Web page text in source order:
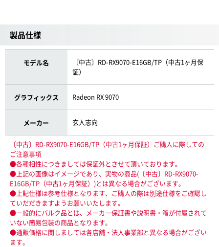
製品仕様
モデル名
〔中古〕RD-RX9070-E16GB/TP（中古1ヶ月保
証）
グラフィックス Radeon RX 9070
メーカー 玄人志向
〔中古〕RD-RX9070-E16GB/TP（中古1ヶ月保証）ご購入に際しての
ご注意事項
●各種相性につきましては保証外とさせて頂いております。
●上記の画像はイメージであり、実物の商品(〔中古〕RD-RX9070-
E16GB/TP（中古1ヶ月保証）)とは異なる場合がございます。
●上記仕様は参考仕様となります、ご購入の際は別途仕様をご確認し
ていだだきますようお願いいたします。
●一般的にバルク品とは、メーカー保証書や説明書・箱が付属されて
いない簡易包装の商品となります。
●通販価格に関しましては各店舗・法人事業部と異なる場合がござい
ます。